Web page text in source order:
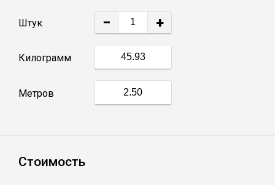
Труба профильная
Швеллер
Сетка кладочная
Штук − +
Килограмм
Метров
Стоимость